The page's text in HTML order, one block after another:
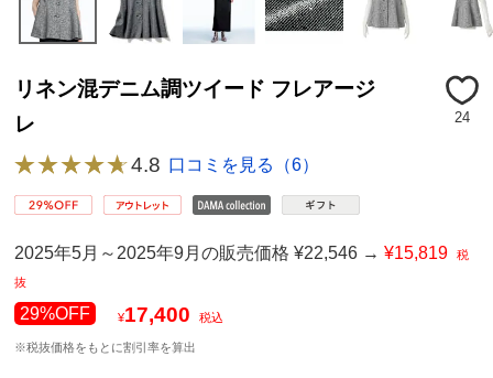
リネン混デニム調ツイード フレアージ
レ
24
4.8 口コミを見る（6）
2025年5月～2025年9月の販売価格 ¥22,546 →¥15,819 税
抜
29%OFF ¥17,400 税込
※税抜価格をもとに割引率を算出